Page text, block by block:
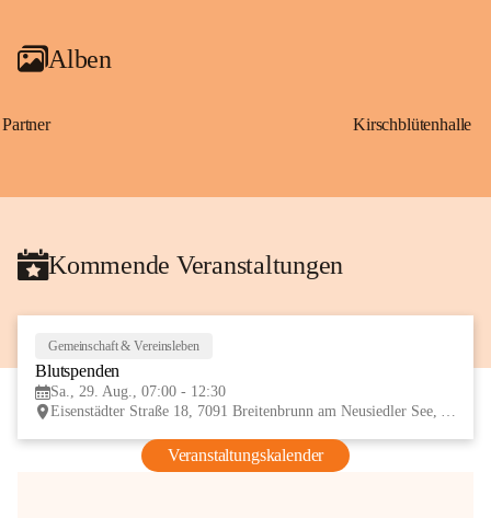
Alben
Partner Kirschblütenhalle
Kommende Veranstaltungen
Gemeinschaft & Vereinsleben
Blutspenden
Sa., 29. Aug., 07:00 - 12:30
Eisenstädter Straße 18, 7091 Breitenbrunn am Neusiedler See, AUT
Veranstaltungskalender